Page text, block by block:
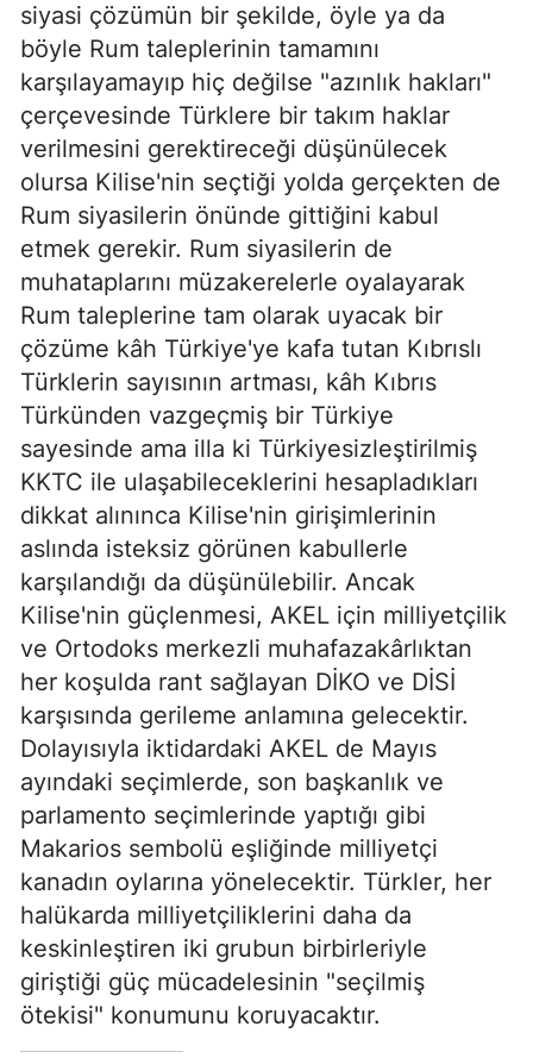
siyasi çözümün bir şekilde, öyle ya da
böyle Rum taleplerinin tamamını
karşılayamayıp hiç değilse "azınlık hakları"
çerçevesinde Türklere bir takım haklar
verilmesini gerektireceği düşünülecek
olursa Kilise'nin seçtiği yolda gerçekten de
Rum siyasilerin önünde gittiğini kabul
etmek gerekir. Rum siyasilerin de
muhataplarını müzakerelerle oyalayarak
Rum taleplerine tam olarak uyacak bir
çözüme kâh Türkiye'ye kafa tutan Kıbrıslı
Türklerin sayısının artması, kâh Kıbrıs
Türkünden vazgeçmiş bir Türkiye
sayesinde ama illa ki Türkiyesizleştirilmiş
KKTC ile ulaşabileceklerini hesapladıkları
dikkat alınınca Kilise'nin girişimlerinin
aslında isteksiz görünen kabullerle
karşılandığı da düşünülebilir. Ancak
Kilise'nin güçlenmesi, AKEL için milliyetçilik
ve Ortodoks merkezli muhafazakârlıktan
her koşulda rant sağlayan DİKO ve DİSİ
karşısında gerileme anlamına gelecektir.
Dolayısıyla iktidardaki AKEL de Mayıs
ayındaki seçimlerde, son başkanlık ve
parlamento seçimlerinde yaptığı gibi
Makarios sembolü eşliğinde milliyetçi
kanadın oylarına yönelecektir. Türkler, her
halükarda milliyetçiliklerini daha da
keskinleştiren iki grubun birbirleriyle
giriştiği güç mücadelesinin "seçilmiş
ötekisi" konumunu koruyacaktır.